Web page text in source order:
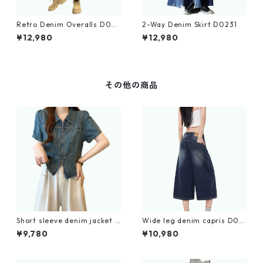
Retro Denim Overalls D023
3
¥12,980
2-Way Denim Skirt D0231
¥12,980
その他の商品
Short sleeve denim jacket D
0206
¥9,780
Wide leg denim capris D019
6
¥10,980